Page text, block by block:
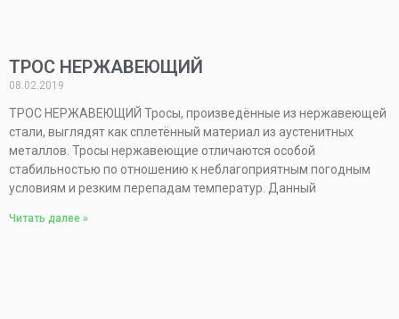
ТРОС НЕРЖАВЕЮЩИЙ
08.02.2019
ТРОС НЕРЖАВЕЮЩИЙ Тросы, произведённые из нержавеющей
стали, выглядят как сплетённый материал из аустенитных
металлов. Тросы нержавеющие отличаются особой
стабильностью по отношению к неблагоприятным погодным
условиям и резким перепадам температур. Данный
Читать далее »